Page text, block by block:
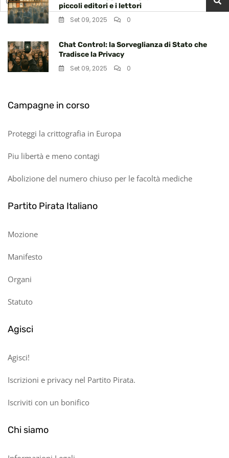
per:
piccoli editori e i lettori
Set 09, 2025
0
Chat Control: la Sorveglianza di Stato che
Tradisce la Privacy
Set 09, 2025
0
Campagne in corso
Proteggi la crittografia in Europa
Piu libertà e meno contagi
Abolizione del numero chiuso per le facoltà mediche
Partito Pirata Italiano
Mozione
Manifesto
Organi
Statuto
Agisci
Agisci!
Iscrizioni e privacy nel Partito Pirata.
Iscriviti con un bonifico
Chi siamo